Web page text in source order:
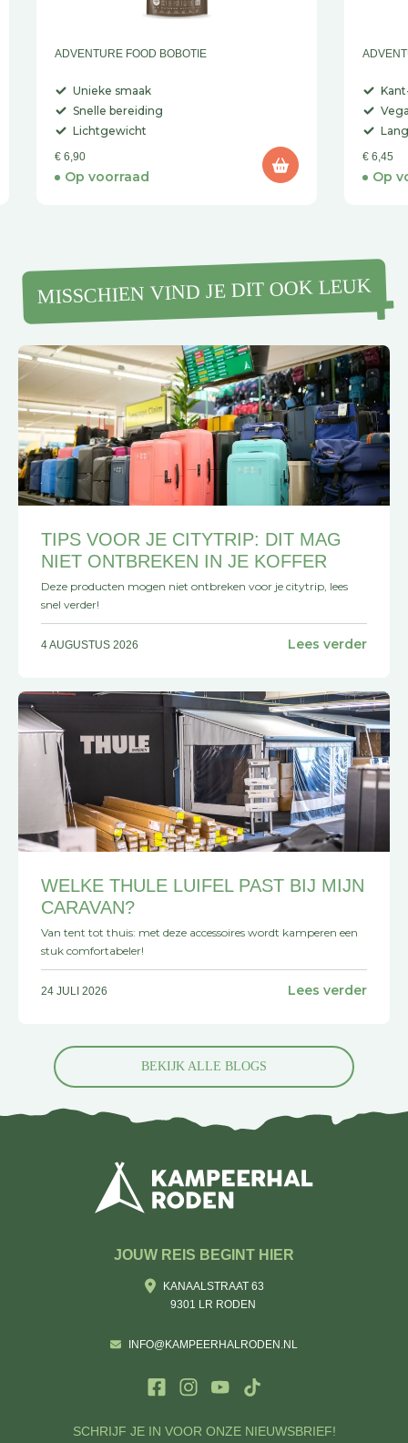
ADVENTURE FOOD BOBOTIE
Unieke smaak
Snelle bereiding
Lichtgewicht
€ 6,90
Op voorraad
€ 6,45
Op
MISSCHIEN VIND JE DIT OOK LEUK
BEKIJK ALLE BLOGS
TIPS VOOR JE CITYTRIP: DIT MAG
NIET ONTBREKEN IN JE KOFFER
Deze producten mogen niet ontbreken voor je citytrip, lees
snel verder!
4 AUGUSTUS 2026 Lees verder
WELKE THULE LUIFEL PAST BIJ MIJN
CARAVAN?
Van tent tot thuis: met deze accessoires wordt kamperen een
stuk comfortabeler!
24 JULI 2026 Lees verder
SCHRIJF JE IN VOOR ONZE NIEUWSBRIEF!
JOUW REIS BEGINT HIER
KANAALSTRAAT 63
9301 LR RODEN
INFO@KAMPEERHALRODEN.NL